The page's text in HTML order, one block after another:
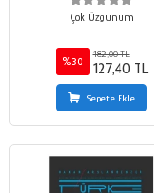
Çok Üzgünüm
%30
182,00 TL
127,40 TL
Sepete Ekle